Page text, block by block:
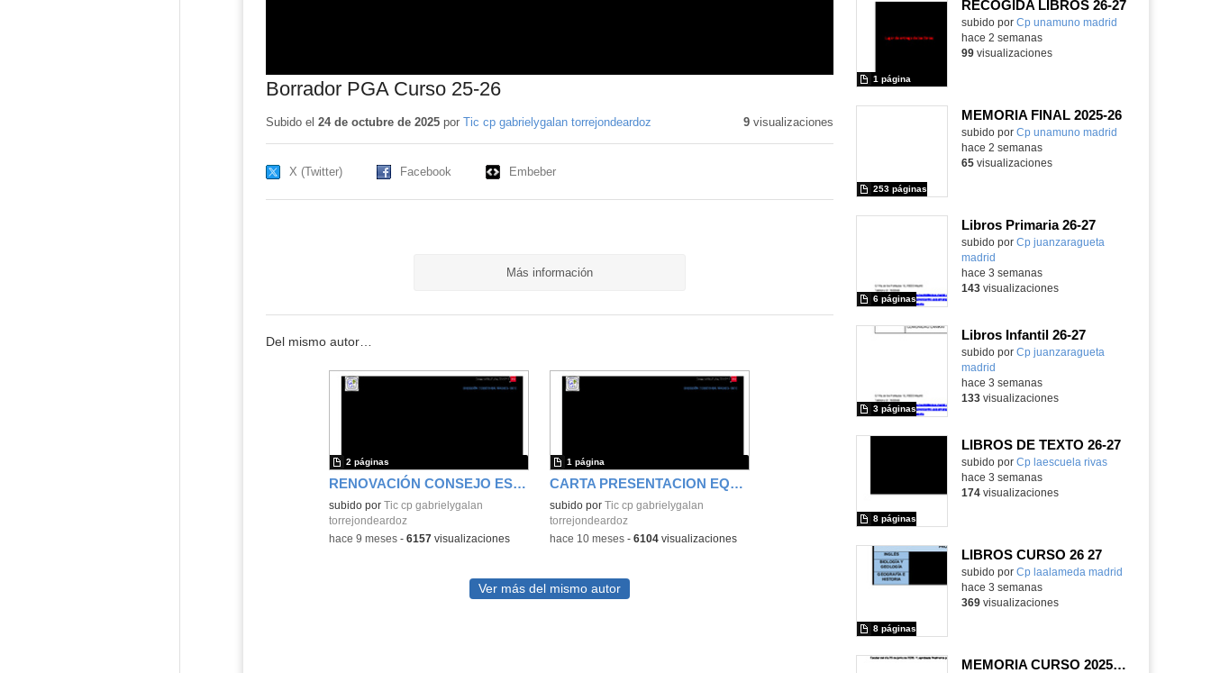
Borrador PGA Curso 25-26
Subido el 24 de octubre de 2025por Tic cp gabrielygalan torrejondeardoz 9visualizaciones
X (Twitter) Facebook Embeber
Más información
Del mismo autor…
RENOVACIÓN CONSEJO ESCOLAR
subido por Tic cp gabrielygalan
torrejondeardoz
2 páginas
-hace 9 meses- 6157visualizaciones
CARTA PRESENTACION EQUIPO DIRECTIVO
subido por Tic cp gabrielygalan
torrejondeardoz
1 página
-hace 10 meses- 6104visualizaciones
Ver más del mismo autor
RECOGIDA LIBROS 26-27
Contenido educativo.
subido por Cp unamuno madrid
1 página
hace 2 semanas
99visualizaciones
MEMORIA FINAL 2025-26
Contenido educativo.
subido por Cp unamuno madrid
253 páginas
hace 2 semanas
65visualizaciones
Libros Primaria 26-27
subido por Cp juanzaragueta
madrid
6 páginas
hace 3 semanas
143visualizaciones
Libros Infantil 26-27
subido por Cp juanzaragueta
madrid
3 páginas
hace 3 semanas
133visualizaciones
LIBROS DE TEXTO 26-27
subido por Cp laescuela rivas
8 páginas
-
hace 3 semanas
174visualizaciones
LIBROS CURSO 26 27
subido por Cp laalameda madrid
8 páginas
hace 3 semanas
369visualizaciones
MEMORIA CURSO 2025-2026